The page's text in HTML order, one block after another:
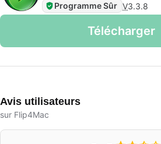
Programme Sûr V3.3.8
Télécharger
Avis utilisateurs
sur Flip4Mac